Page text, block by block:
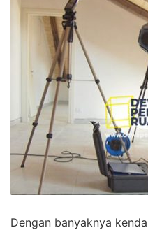
Dengan banyaknya